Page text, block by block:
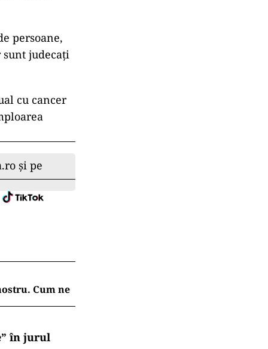
persoane,
judecați
cu cancer
și pe
Cum ne
în jurul